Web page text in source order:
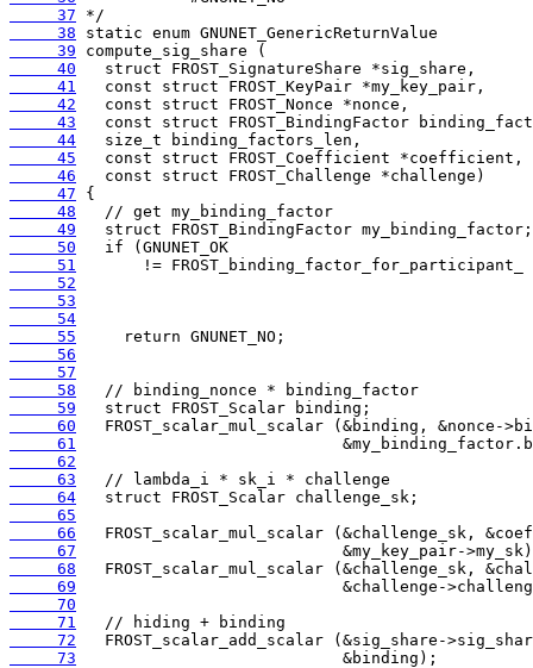
     37
     38
     39
     40
     41
     42
     43
     44
     45
     46
     47
     48
     49
     50
     51
     52
     53
     54
     55
     56
     57
     58
     59
     60
     61
     62
     63
     64
     65
     66
     67
     68
     69
     70
     71
     72
     73